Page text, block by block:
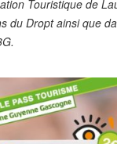
Touristique de
du Dropt ainsi que